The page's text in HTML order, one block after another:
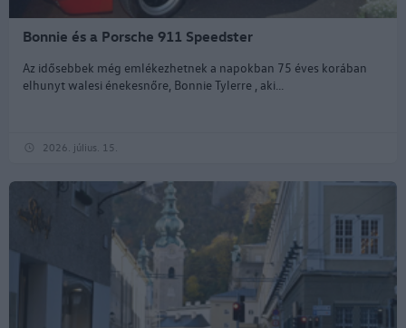
Bonnie és a Porsche 911 Speedster
Az idősebbek még emlékezhetnek a napokban 75 éves korában
elhunyt walesi énekesnőre, Bonnie Tylerre , aki...
2026. július. 15.